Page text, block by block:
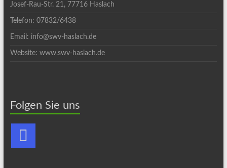
Josef-Rau-Str. 21, 77716 Haslach
Telefon: 07832/6438
Email: info@swv-haslach.de
Website: www.swv-haslach.de
Folgen Sie uns